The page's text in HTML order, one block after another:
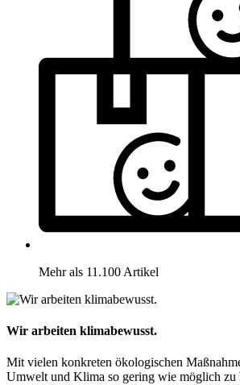
Mehr als 11.100 Artikel
Wir arbeiten klimabewusst.
Mit vielen konkreten ökologischen
Umwelt und Klima so gering wie möglich zu